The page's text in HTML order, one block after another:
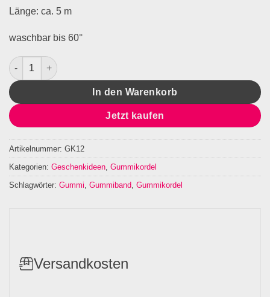
Länge: ca. 5 m
waschbar bis 60°
Gummikordel Dunkelbraun Menge
In den Warenkorb
Jetzt kaufen
Artikelnummer: GK12
Kategorien: Geschenkideen, Gummikordel
Schlagwörter: Gummi, Gummiband, Gummikordel
Versandkosten